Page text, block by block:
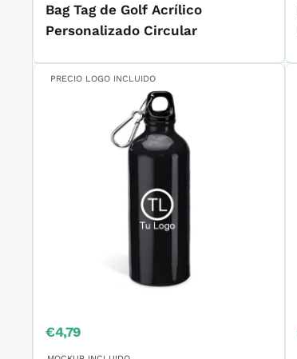
Bag Tag de Golf Acrílico
Personalizado Circular
Precio
€4,79
PRECIO LOGO INCLUIDO